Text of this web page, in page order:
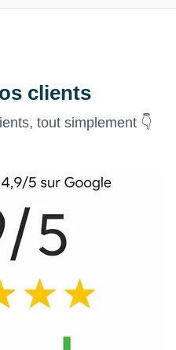
clients
tout simplement 👇